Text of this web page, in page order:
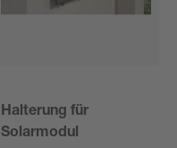
Halterung für
Solarmodul